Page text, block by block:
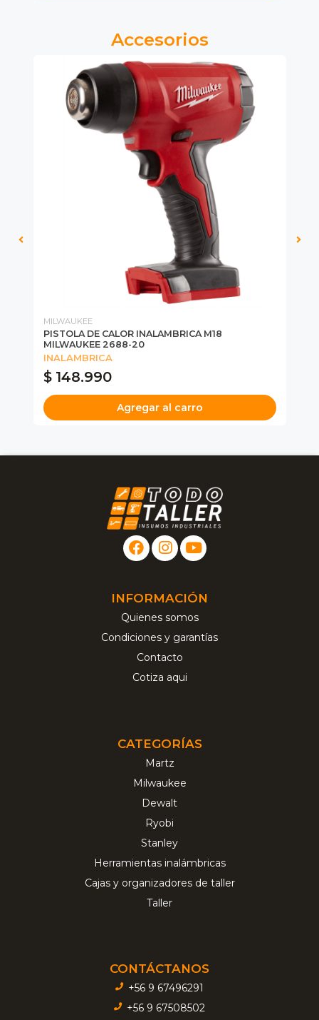
Accesorios
MILWAUKEE
PISTOLA DE CALOR INALAMBRICA M18
MILWAUKEE 2688-20
INALAMBRICA
$ 148.990
Agregar al carro
INFORMACIÓN
Quienes somos
Condiciones y garantías
Contacto
Cotiza aqui
CATEGORÍAS
Martz
Milwaukee
Dewalt
Ryobi
Stanley
Herramientas inalámbricas
Cajas y organizadores de taller
Taller
CONTÁCTANOS
+56 9 67496291
+56 9 67508502